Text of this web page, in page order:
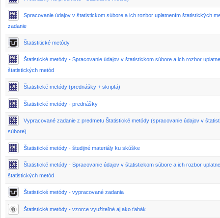
Spracovanie údajov v štatistickom súbore a ich rozbor uplatnením štatistických
zadanie
Štatistitické metódy
Štatistické metódy - Spracovanie údajov v štatistickom súbore a ich rozbor
štatistických metód
Štatistické metódy (prednášky + skriptá)
Štatistické metódy - prednášky
Vypracované zadanie z predmetu Štatistické metódy (spracovanie údajov v
súbore)
Štatistické metódy - študijné materiály ku skúške
Štatistické metódy - Spracovanie údajov v štatistickom súbore a ich rozbor
štatistických metód
Štatistické metódy - vypracované zadania
Štatistické metódy - vzorce využiteľné aj ako ťahák